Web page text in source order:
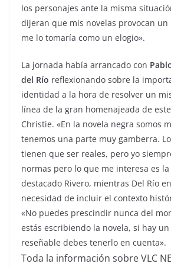
los personajes ante la misma
dijeran que mis novelas provocan un
me lo tomaría como un elogio».
La jornada había arrancado con
del Río reflexionando sobre la
identidad a la hora de resolver un
línea de la gran homenajeada de
Christie. «En la novela negra somos
tenemos una parte muy gamberra.
tienen que ser reales, pero yo
normas pero lo que me interesa es
destacado Rivero, mientras Del Río
necesidad de incluir el contexto
«No puedes prescindir nunca del
estás escribiendo la novela, si hay
reseñable debes tenerlo en cuenta».
Toda la información sobre VLC